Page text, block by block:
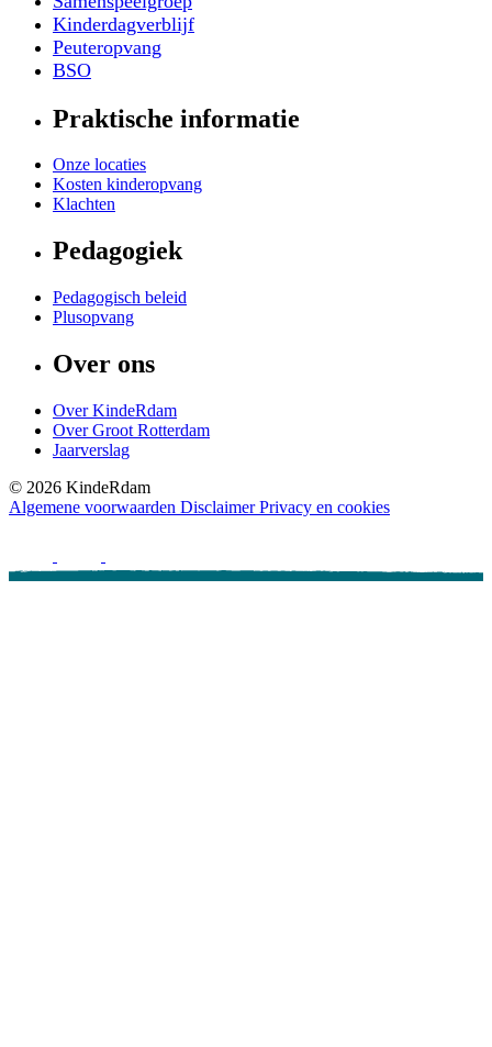
Kinderdagverblijf
Peuteropvang
BSO
Praktische informatie
Onze locaties
Kosten kinderopvang
Klachten
Pedagogiek
Pedagogisch beleid
Plusopvang
Over ons
Over KindeRdam
Over Groot Rotterdam
Jaarverslag
© 2026 KindeRdam
Algemene voorwaarden Disclaimer Privacy en cookies